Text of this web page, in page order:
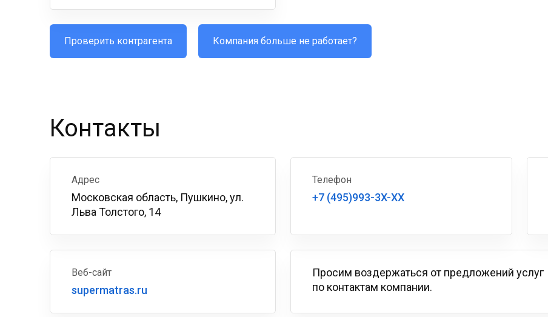
Проверить контрагента Компания больше не работает?
Контакты
Адрес
Московская область, Пушкино, ул.
Льва Толстого, 14
Телефон
+7 (495)993-3X-XX
Веб-сайт
supermatras.ru
Просим воздержаться от предложений услуг
по контактам компании.